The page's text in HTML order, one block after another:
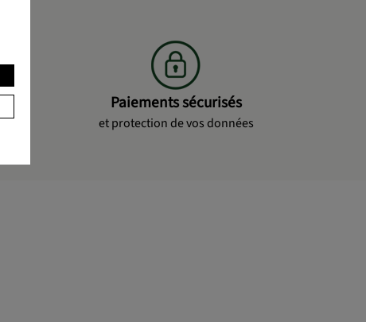
Paiements sécurisés
et protection de vos données